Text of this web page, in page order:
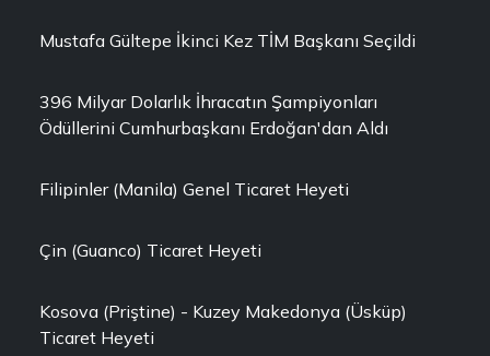
Mustafa Gültepe İkinci Kez TİM Başkanı Seçildi
396 Milyar Dolarlık İhracatın Şampiyonları
Ödüllerini Cumhurbaşkanı Erdoğan'dan Aldı
Filipinler (Manila) Genel Ticaret Heyeti
Çin (Guanco) Ticaret Heyeti
Kosova (Priştine) - Kuzey Makedonya (Üsküp)
Ticaret Heyeti